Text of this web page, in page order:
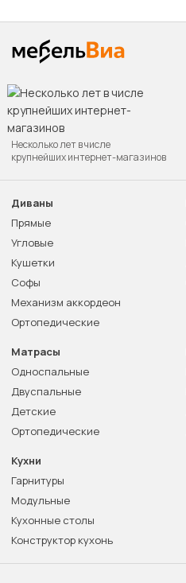
Несколько лет в числе
крупнейших интернет-магазинов
Диваны
Прямые
Угловые
Кушетки
Софы
Механизм аккордеон
Ортопедические
Матрасы
Односпальные
Двуспальные
Детские
Ортопедические
Кухни
Гарнитуры
Модульные
Кухонные столы
Конструктор кухонь